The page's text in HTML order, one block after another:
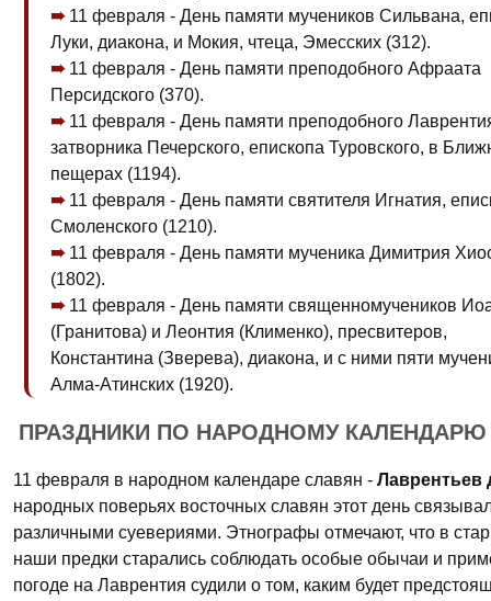
11 февраля - День памяти мучеников Сильвана,
Луки, диакона, и Мокия, чтеца, Эмесских (312).
11 февраля - День памяти преподобного Афраата
Персидского (370).
11 февраля - День памяти преподобного
затворника Печерского, епископа Туровского, в
пещерах (1194).
11 февраля - День памяти святителя Игнатия,
Смоленского (1210).
11 февраля - День памяти мученика Димитрия
(1802).
11 февраля - День памяти священномучеников
(Гранитова) и Леонтия (Клименко), пресвитеров,
Константина (Зверева), диакона, и с ними пяти
Алма-Атинских (1920).
ПРАЗДНИКИ ПО НАРОДНОМУ КАЛЕНДАРЮ
11 февраля в народном календаре славян - Лаврентьев
народных поверьях восточных славян этот день
различными суевериями. Этнографы отмечают, что в
наши предки старались соблюдать особые обычаи и
погоде на Лаврентия судили о том, каким будет